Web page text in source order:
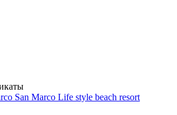
San Marco Life style beach resort